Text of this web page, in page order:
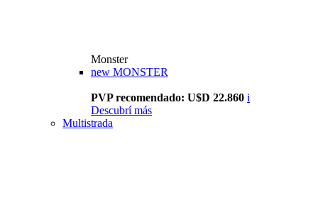
Monster
new MONSTER
PVP recomendado: U$D 22.860 i
Descubrí más
Multistrada